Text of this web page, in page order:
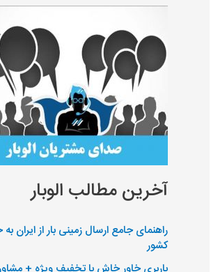
آخرین مطالب الوبار
راهنمای جامع ارسال زمینی بار از ایران به
کشور